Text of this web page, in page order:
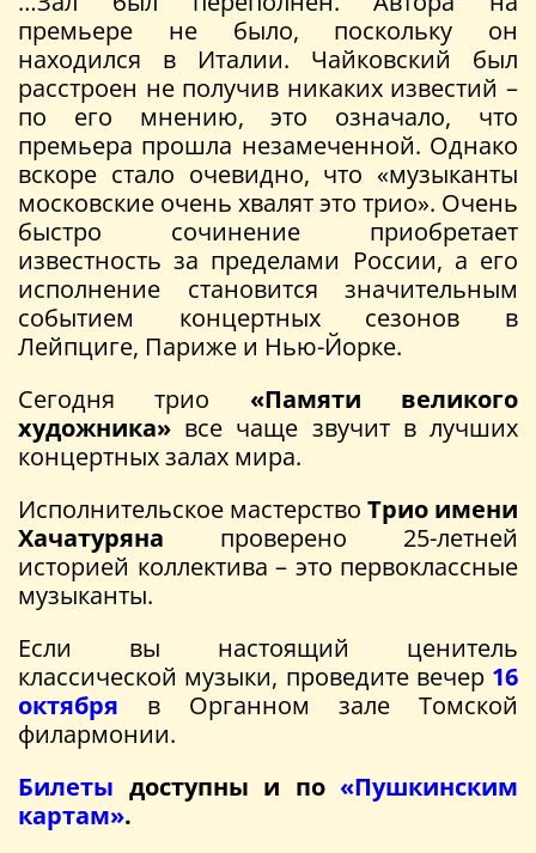
премьере не было, поскольку он
находился в Италии. Чайковский был
расстроен не получив никаких известий –
по его мнению, это означало, что
премьера прошла незамеченной. Однако
вскоре стало очевидно, что «музыканты
московские очень хвалят это трио». Очень
быстро сочинение приобретает
известность за пределами России, а его
исполнение становится значительным
событием концертных сезонов в
Лейпциге, Париже и Нью-Йорке.
Сегодня трио «Памяти великого
художника» все чаще звучит в лучших
концертных залах мира.
Исполнительское мастерство Трио имени
Хачатуряна проверено 25-летней
историей коллектива – это первоклассные
музыканты.
Если вы настоящий ценитель
классической музыки, проведите вечер 16
октября в Органном зале Томской
филармонии.
Билеты доступны и по «Пушкинским
картам».